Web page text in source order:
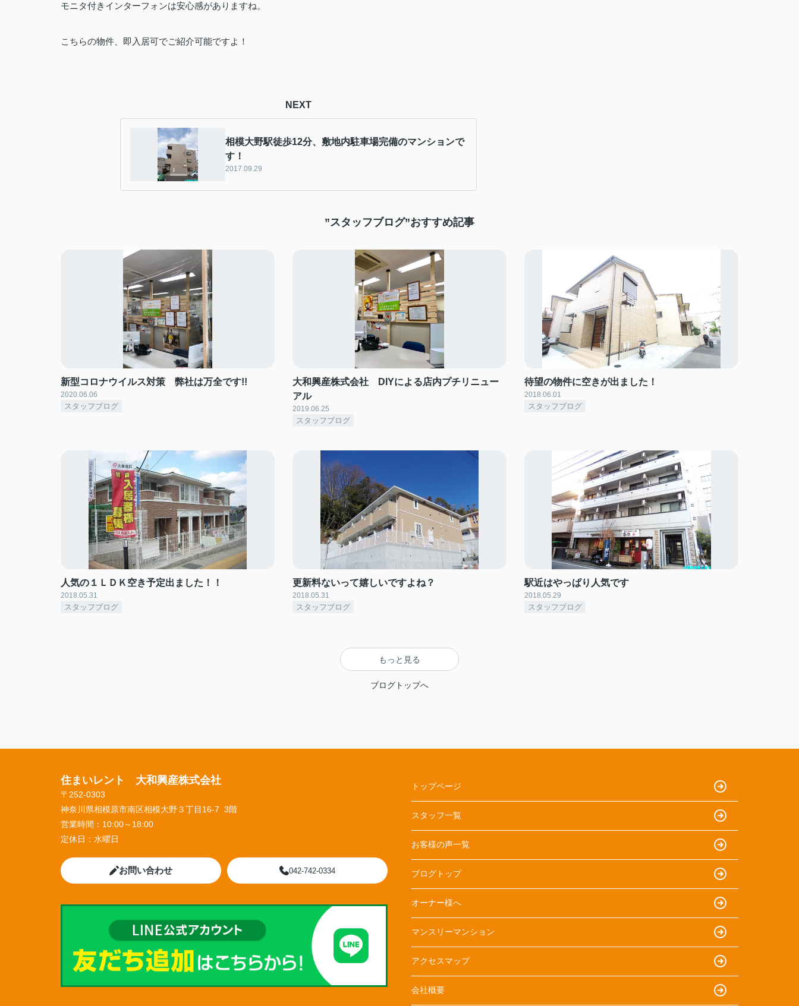
モニタ付きインターフォンは安心感がありますね。
こちらの物件、即入居可でご紹介可能ですよ！
NEXT
相模大野駅徒歩12分、敷地内駐車場完備のマンションで
す！
2017.09.29
”スタッフブログ”おすすめ記事
新型コロナウイルス対策 弊社は万全です!!
2020.06.06
スタッフブログ
大和興産株式会社 DIYによる店内プチリニュー
アル
2019.06.25
スタッフブログ
待望の物件に空きが出ました！
2018.06.01
スタッフブログ
人気の１ＬＤＫ空き予定出ました！！
2018.05.31
スタッフブログ
更新料ないって嬉しいですよね？
2018.05.31
スタッフブログ
駅近はやっぱり人気です
2018.05.29
スタッフブログ
もっと見る
ブログトップへ
住まいレント 大和興産株式会社
〒252-0303
神奈川県相模原市南区相模大野３丁目16-7 3階
営業時間： 10:00～18:00
定休日： 水曜日
お問い合わせ 042-742-0334
トップページ
スタッフ一覧
お客様の声一覧
ブログトップ
オーナー様へ
マンスリーマンション
アクセスマップ
会社概要